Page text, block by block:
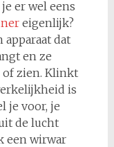
er wel eens
eigenlijk?
apparaat dat
en ze
zien. Klinkt
is
je voor, je
de lucht
een wirwar